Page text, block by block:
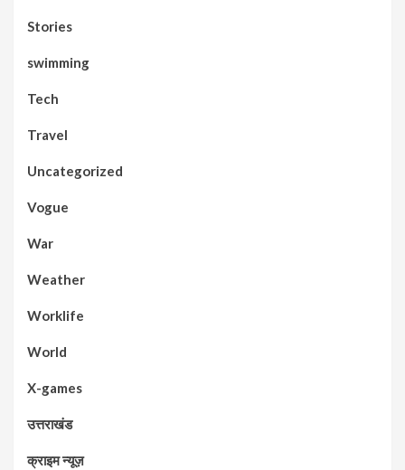
Stories
swimming
Tech
Travel
Uncategorized
Vogue
War
Weather
Worklife
World
X-games
उत्तराखंड
क्राइम न्यूज़